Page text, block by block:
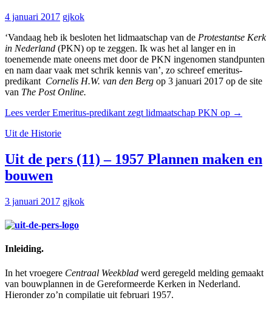
4 januari 2017 gjkok
‘Vandaag heb ik besloten het lidmaatschap van de Protestantse Kerk
in Nederland (PKN) op te zeggen. Ik was het al langer en in
toenemende mate oneens met door de PKN ingenomen standpunten
en nam daar vaak met schrik kennis van’, zo schreef emeritus-
predikant Cornelis H.W. van den Berg op 3 januari 2017 op de site
van The Post Online.
Lees verderEmeritus-predikant zegt lidmaatschap PKN op →
Uit de Historie
Uit de pers (11) – 1957 Plannen maken en
bouwen
3 januari 2017 gjkok
Inleiding.
In het vroegere Centraal Weekblad werd geregeld melding gemaakt
van bouwplannen in de Gereformeerde Kerken in Nederland.
Hieronder zo’n compilatie uit februari 1957.